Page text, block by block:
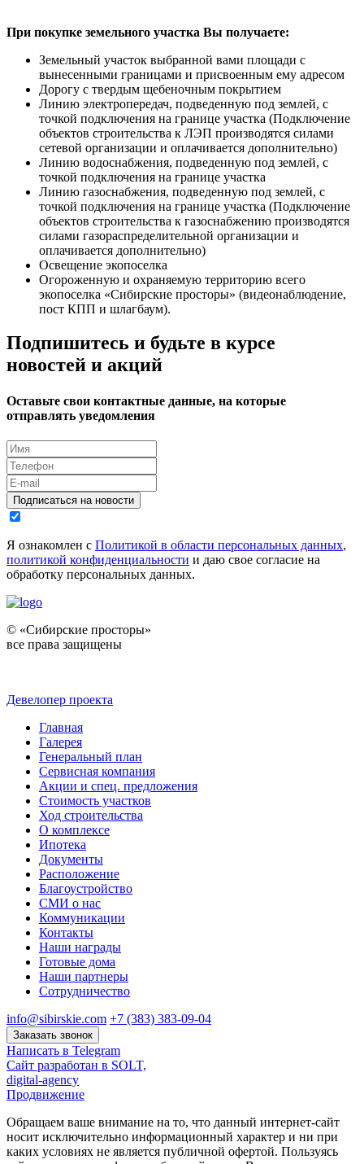
При покупке земельного участка Вы получаете:
Земельный участок выбранной вами площади с
вынесенными границами и присвоенным ему адресом
Дорогу с твердым щебеночным покрытием
Линию электропередач, подведенную под землей, с
точкой подключения на границе участка (Подключение
объектов строительства к ЛЭП производятся силами
сетевой организации и оплачивается дополнительно)
Линию водоснабжения, подведенную под землей, с
точкой подключения на границе участка
Линию газоснабжения, подведенную под землей, с
точкой подключения на границе участка (Подключение
объектов строительства к газоснабжению производятся
силами газораспределительной организации и
оплачивается дополнительно)
Освещение экопоселка
Огороженную и охраняемую территорию всего
экопоселка «Сибирские просторы» (видеонаблюдение,
пост КПП и шлагбаум).
Подпишитесь и будьте в курсе
новостей и акций
Оставьте свои контактные данные, на которые
отправлять уведомления
Подписаться на новости
Я ознакомлен с Политикой в области персональных данных,
политикой конфиденциальности и даю свое согласие на
обработку персональных данных.
© «Сибирские просторы»
все права защищены
Девелопер проекта
Главная
Галерея
Генеральный план
Сервисная компания
Акции и спец. предложения
Стоимость участков
Ход строительства
О комплексе
Ипотека
Документы
Расположение
Благоустройство
СМИ о нас
Коммуникации
Контакты
Наши награды
Готовые дома
Наши партнеры
Сотрудничество
info@sibirskie.com +7 (383) 383-09-04
Заказать звонок
Написать в Telegram
Сайт разработан в SOLT,
digital-agency
Продвижение
Обращаем ваше внимание на то, что данный интернет-сайт
носит исключительно информационный характер и ни при
каких условиях не является публичной офертой. Пользуясь